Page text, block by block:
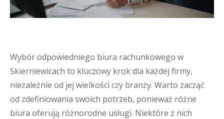
Wybór odpowiedniego biura rachunkowego w
Skierniewicach to kluczowy krok dla każdej firmy,
niezależnie od jej wielkości czy branży. Warto zacząć
od zdefiniowania swoich potrzeb, ponieważ różne
biura oferują różnorodne usługi. Niektóre z nich